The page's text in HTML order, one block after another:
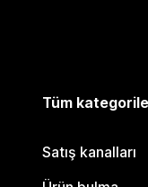
Tüm
Satış kanalları